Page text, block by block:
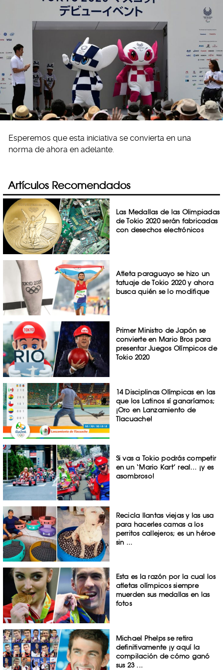
Esperemos que esta iniciativa se convierta en una
norma de ahora en adelante.
Artículos Recomendados
Las Medallas de las Olimpiadas
de Tokio 2020 serán fabricadas
con desechos electrónicos
Atleta paraguayo se hizo un
tatuaje de Tokio 2020 y ahora
busca quién se lo modifique
Primer Ministro de Japón se
convierte en Mario Bros para
presentar Juegos Olímpicos de
Tokio 2020
14 Disciplinas Olímpicas en las
que los Latinos sí ganaríamos;
¡Oro en Lanzamiento de
Tlacuache!
Si vas a Tokio podrás competir
en un ‘Mario Kart’ real… ¡y es
asombroso!
Recicla llantas viejas y las usa
para hacerles camas a los
perritos callejeros; es un héroe
sin ...
Esta es la razón por la cual los
atletas olímpicos siempre
muerden sus medallas en las
fotos
Michael Phelps se retira
definitivamente ¡y aquí la
compilación de cómo ganó
sus 23 ...